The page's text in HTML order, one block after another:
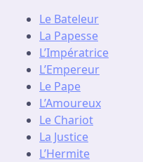
Le Bateleur
La Papesse
L’Impératrice
L’Empereur
Le Pape
L’Amoureux
Le Chariot
La Justice
L’Hermite